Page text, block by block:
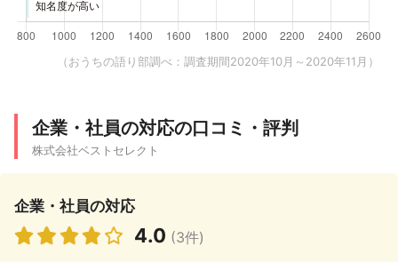
（おうちの語り部調べ：調査期間2020年10月～2020年11月）
企業・社員の対応の口コミ・評判
株式会社ベストセレクト
企業・社員の対応
4.0 (3件)